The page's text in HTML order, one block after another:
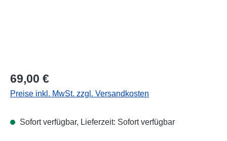
Regulärer Preis:
69,00 €
Preise inkl. MwSt. zzgl. Versandkosten
Sofort verfügbar, Lieferzeit: Sofort verfügbar